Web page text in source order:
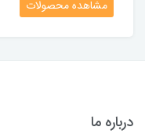
مشاهده محصولات
درباره ما